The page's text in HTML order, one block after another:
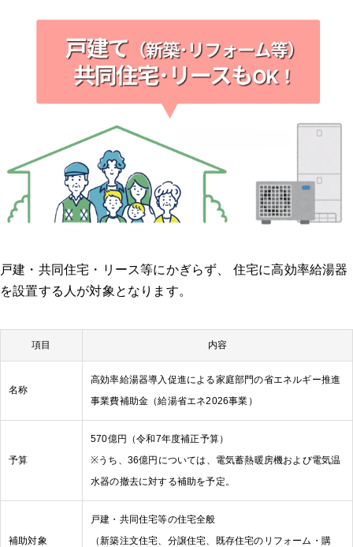
戸建・共同住宅・リース等にかぎらず、 住宅に高効率給湯器
を設置する人が対象となります。
項目 内容
名称
高効率給湯器導入促進による家庭部門の省エネルギー推進
事業費補助金（給湯省エネ2026事業）
予算
570億円（令和7年度補正予算）
※うち、36億円については、電気蓄熱暖房機および電気温
水器の撤去に対する補助を予定。
補助対象
戸建・共同住宅等の住宅全般
（新築注文住宅、分譲住宅、既存住宅のリフォーム・購